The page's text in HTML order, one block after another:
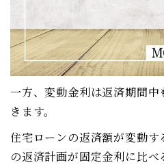
一方、変動金利は返済期間
きます。
住宅ローンの返済額が変動
の返済計画が固定金利に比